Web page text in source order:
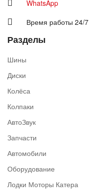
WhatsApp
Время работы 24/7
Разделы
Шины
Диски
Колёса
Колпаки
АвтоЗвук
Запчасти
Автомобили
Оборудование
Лодки Моторы Катера